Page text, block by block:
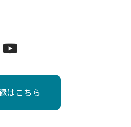
はこちら